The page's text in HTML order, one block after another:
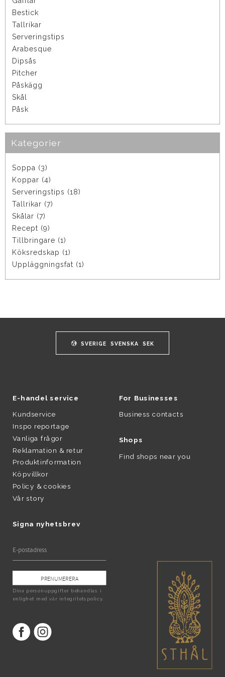
Bestick
Tallrikar
Serveringstips
Arabesque
Dipsås
Pitcher
Påskägg
Skål
Påsk
Kategorier
Soppa (3)
Koppar (4)
Serveringstips (18)
Tallrikar (7)
Skålar (7)
Recept (9)
Tillbringare (1)
Köksredskap (1)
Uppläggningsfat (1)
SVERIGE SVENSKA SEK
E-handel service
Kundservice
Inspo reportage
Vanliga frågor
Reklamation & retur
Produktinformation
Köpvillkor
Policy & cookies
Vår story
Signa nyhetsbrev
PRENUMERERA
Dina personuppgifter behandlas i
enlighet med vår integritetspolicy.
For Businesses
Business contacts
Shops
Find shops near you